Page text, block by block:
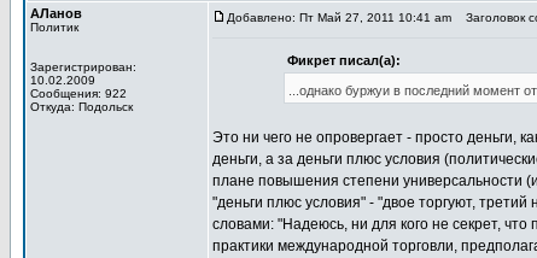
АЛанов
Политик
Зарегистрирован:
10.02.2009
Сообщения: 922
Откуда: Подольск
Добавлено: Пт Май 27, 2011 10:41 am Заголовок
Фикрет писал(а):
...однако буржуи в последний момент
Это ни чего не опровергает - просто деньги,
деньги, а за деньги плюс условия
плане повышения степени универсальности
"деньги плюс условия" - "двое торгуют,
словами: "Надеюсь, ни для кого не секрет,
практики международной торговли,